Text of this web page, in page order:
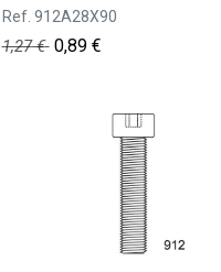
Ref. 912A28X90
1,27€ 0,89€